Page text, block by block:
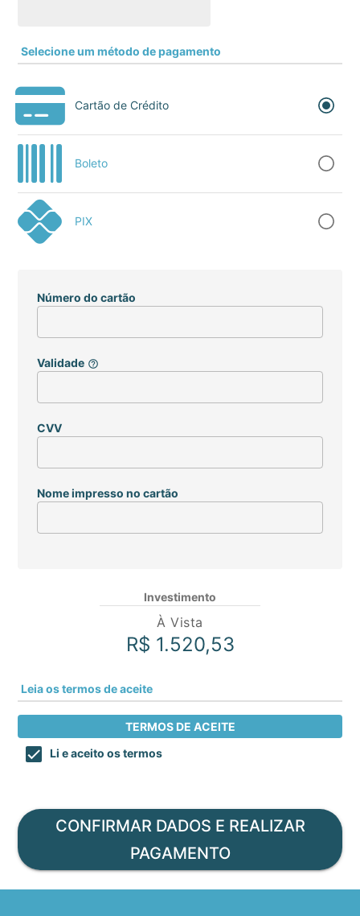
Selecione um método de pagamento
Cartão de Crédito
Boleto
PIX
Número do cartão
Validade help_outline
CVV
Nome impresso no cartão
Investimento
À Vista
R$ 1.520,53
Leia os termos de aceite
TERMOS DE ACEITE
Li e aceito os termos
CONFIRMAR DADOS E REALIZAR
PAGAMENTO